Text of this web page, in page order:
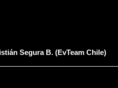
Segura B. (EvTeam Chile)